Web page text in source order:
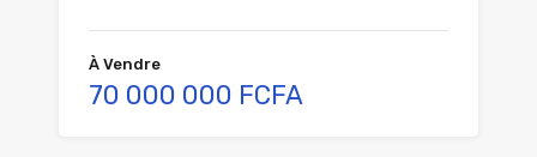
À Vendre
70 000 000 FCFA